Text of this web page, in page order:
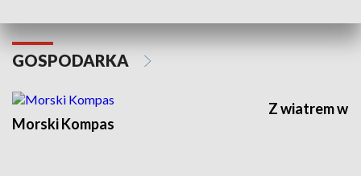
GOSPODARKA
Morski Kompas
Z wiatrem w